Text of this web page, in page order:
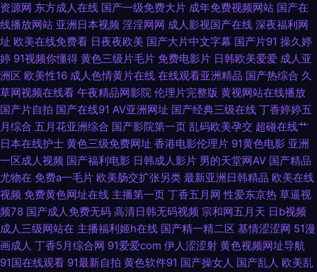
国产91传媒在线观看 婷婷五月天色婷 欧美亚色色片 日本老湿机啪啪视频 欧
美少女性交 国产传媒在线91 91麻豆久久 男人天堂网手机版 欧美性处女精品
欧州专区 人妻丝袜色图 五月美眉被操 一级片欧美 影音先锋av无码 91白丝秘
日韩一二三AV 一本久久高清 影音先锋色情av 亚洲欧洲综合日韩精品
91Ncom在线 91色鸡免费游戏入口 91视频首页入口在线观看 91猫先生在线
91精品伊人超碰 91破解官网免费 91国产人妖 91插视频 91在线精品视频观看
91黄色入口 精品国产二区三区三州 91看片婬黄大片网址 女优大全91n a片网
站ww 丝瓜视频草莓视频污 抖阴在线免费看 伊人开心网221 欧美丝袜熟女一
资源网 东方成人在线 国产一级免费大片 成年免费视频网站 国产在
线播放网站 亚洲日本视频 淫淫网网 成人影视国产在线 深夜福利网
址 欧美在线免费看 日夜夜欧美 国产大片中文字幕 国产片91 操久婷
婷 91视频你懂得 黄色三级片毛片 免费电影片 日韩欧美爱爱 成人亚
洲区 欧美性16 成人色情黄片在线 在线观看亚洲精品 国产热综合 久
草网视频在线看 午夜精品网影院 伦理片完整版 黄视网站在线播放
国产片自拍 国产在线91 AV亚洲网址 国产经典三级在线 丁香婷婷五
月综合 五月花亚洲综合 国产影院第一页 乱码欧美孕交 超碰在线艹
日本在线护士 黄色三级免费网址 香港电影伦理片 91黄色电影 亚洲
一区成人视频 国产福利电影 日韩成人影片 男的天堂网AV 国产精品
尤物在 免费a一毛片 欧美肠交扩张另类 最新亚洲日韩精品 欧美在线
视频 免费黄色网址在线 主播第一页 丁香五月网 性爱东京热 草逼视
频78 国产成人免费无码 高清日韩无码视频 宗和网五月天 日b视频
成人三级网站在 主播福利姬h在线 国产精一精二区 基情涩涩网 51漫
画成人 丁香5月综合网 91爱爱com 伊人涩涩射 黄色视频网址导航
91国在线观看 91最新自拍 黄色软件91 国产操女人 国产乱人 欧美乱